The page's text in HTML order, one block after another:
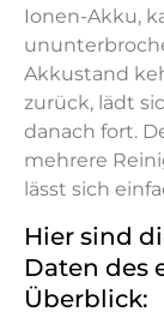
Ionen-Akku,
Akkustand
zurück, lädt
danach fort.
mehrere
lässt sich
Hier sind
Daten des
Überblick: